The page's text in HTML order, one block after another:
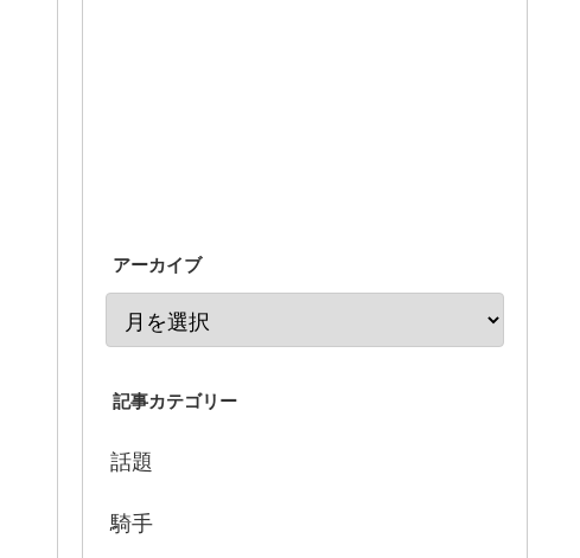
アーカイブ
記事カテゴリー
話題
騎手